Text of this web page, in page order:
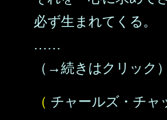
必ず生まれてくる。
……
（→続きはクリック）
（ チャールズ・チャ